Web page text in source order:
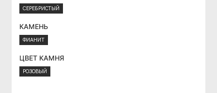
СЕРЕБРИСТЫЙ
КАМЕНЬ
ФИАНИТ
ЦВЕТ КАМНЯ
РОЗОВЫЙ